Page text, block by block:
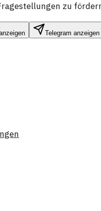
zu
Telegram anzeigen